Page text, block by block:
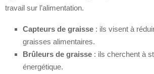
travail sur l’alimentation.
Capteurs de graisse : ils visent à
graisses alimentaires.
Brûleurs de graisse : ils cherchent à
énergétique.